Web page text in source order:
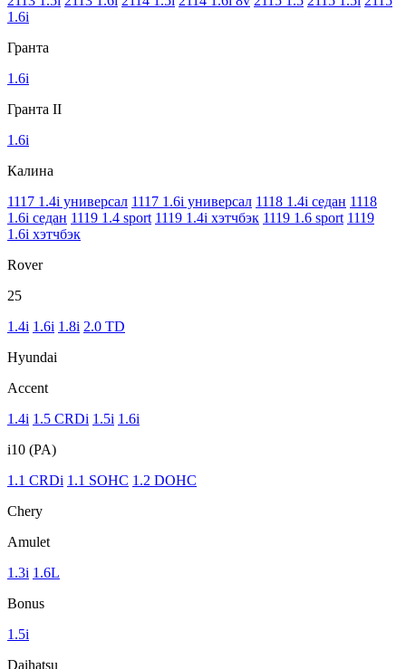
1.6i
Гранта
1.6i
Гранта II
1.6i
Калина
1117 1.4i универсал 1117 1.6i универсал 1118 1.4i седан 1118
1.6i седан 1119 1.4 sport 1119 1.4i хэтчбэк 1119 1.6 sport 1119
1.6i хэтчбэк
Rover
25
1.4i 1.6i 1.8i 2.0 TD
Hyundai
Accent
1.4i 1.5 CRDi 1.5i 1.6i
i10 (PA)
1.1 CRDi 1.1 SOHC 1.2 DOHC
Chery
Amulet
1.3i 1.6L
Bonus
1.5i
Daihatsu